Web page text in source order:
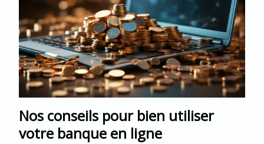
Nos conseils pour bien utiliser
votre banque en ligne